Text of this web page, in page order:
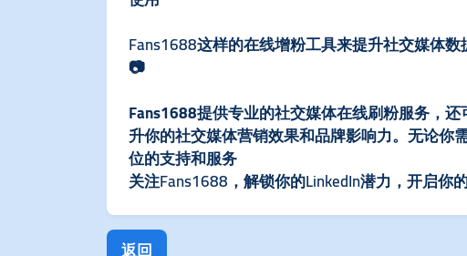
Fans1688这样的在线增粉工具来提升社交媒体数
📷
Fans1688提供专业的社交媒体在线刷粉服务，
升你的社交媒体营销效果和品牌影响力。无论
位的支持和服务
关注Fans1688，解锁你的LinkedIn潜力，开启你